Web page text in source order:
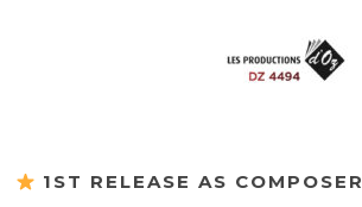
1ST RELEASE AS COMPOSER